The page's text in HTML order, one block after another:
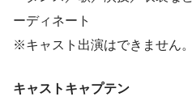
ーディネート
※キャスト出演はできません。
キャストキャプテン